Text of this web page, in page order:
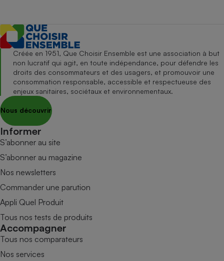
Créée en 1951, Que Choisir Ensemble est une association à but
non lucratif qui agit, en toute indépendance, pour défendre les
droits des consommateurs et des usagers, et promouvoir une
consommation responsable, accessible et respectueuse des
enjeux sanitaires, sociétaux et environnementaux.
Nous découvrir
Informer
S’abonner au site
S’abonner au magazine
Nos newsletters
Commander une parution
Appli Quel Produit
Tous nos tests de produits
Accompagner
Tous nos comparateurs
Nos services